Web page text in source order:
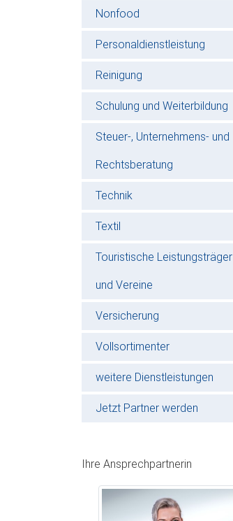
Nonfood
Personaldienstleistung
Reinigung
Schulung und Weiterbildung
Steuer-, Unternehmens- und
Rechtsberatung
Technik
Textil
Touristische Leistungsträger
und Vereine
Versicherung
Vollsortimenter
weitere Dienstleistungen
Jetzt Partner werden
Ihre Ansprechpartnerin